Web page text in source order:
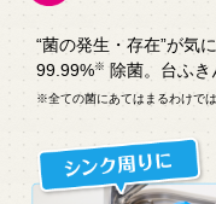
“菌の発生・存在”が気
99.99%※ 除菌。台ふき
※全ての菌にあてはまるわけで